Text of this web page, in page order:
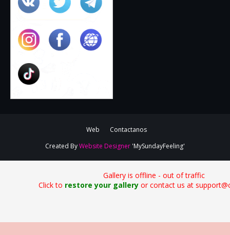
Web
Contactanos
Created ByWebsite Designer 'MySundayFeeling'
Gallery is offline - out of traffic
Click to restore your galleryor contact us at